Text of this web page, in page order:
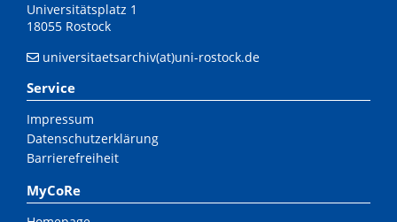
Universitätsplatz 1
18055 Rostock
universitaetsarchiv(at)uni-rostock.de
Service
Impressum
Datenschutzerklärung
Barrierefreiheit
MyCoRe